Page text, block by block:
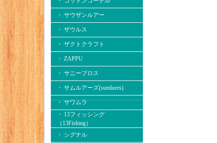
・ サウザンルアー
・ ザウルス
・ ザクトクラフト
・ ZAPPU
・ サニーブロス
・ サムルアーズ(sumlures)
・ サワムラ
・ 13フィッシング
（13Fishing）
・ シグナル